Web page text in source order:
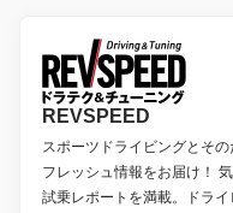
REVSPEED
スポーツドライビングとそ
フレッシュ情報をお届け！
試乗レポートを満載。ドラ